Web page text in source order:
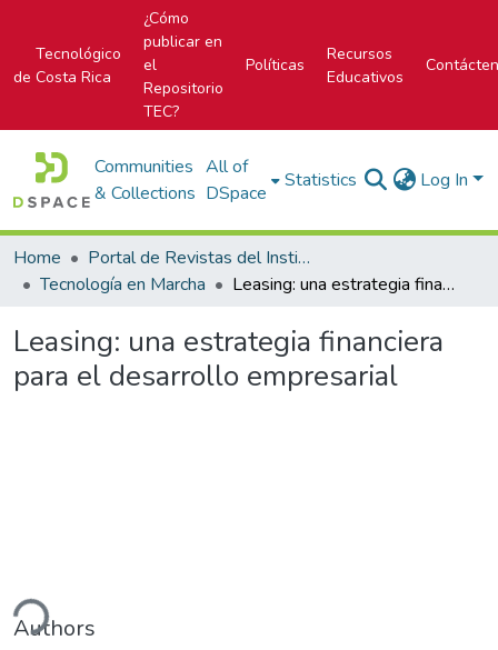
Tecnológico
de Costa Rica
¿Cómo
publicar en
el
Repositorio
TEC?
Políticas
Recursos
Educativos
Communities
& Collections
All of
DSpace
Statistics Log In
Home
Portal de Revistas del Instituto Tecnológico de Costa Rica
Tecnología en Marcha
Leasing: una estrategia financiera para el desarrollo empresarial
Leasing: una estrategia financiera
para el desarrollo empresarial
Authors